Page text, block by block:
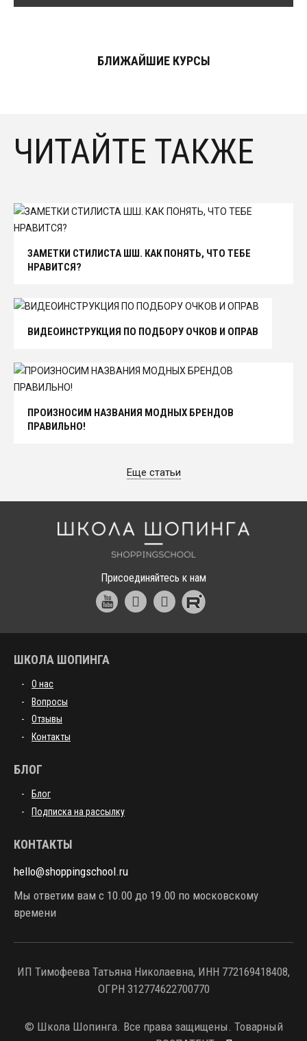
БЛИЖАЙШИЕ КУРСЫ
ЧИТАЙТЕ ТАКЖЕ
ЗАМЕТКИ СТИЛИСТА ШШ. КАК ПОНЯТЬ, ЧТО ТЕБЕ
НРАВИТСЯ?
ВИДЕОИНСТРУКЦИЯ ПО ПОДБОРУ ОЧКОВ И ОПРАВ
ПРОИЗНОСИМ НАЗВАНИЯ МОДНЫХ БРЕНДОВ
ПРАВИЛЬНО!
Еще статьи
Присоединяйтесь к нам
ШКОЛА ШОПИНГА
О нас
Вопросы
Отзывы
Контакты
БЛОГ
Блог
Подписка на рассылку
КОНТАКТЫ
hello@shoppingschool.ru
Мы ответим вам с 10.00 до 19.00 по московскому
времени
ИП Тимофеева Татьяна Николаевна, ИНН 772169418408,
ОГРН 312774622700770
© Школа Шопинга. Все права защищены. Товарный